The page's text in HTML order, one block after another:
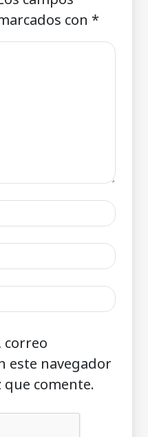
con *
correo
este navegador
comente.